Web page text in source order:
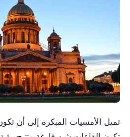
تميل الأمسيات المبكرة إلى أن